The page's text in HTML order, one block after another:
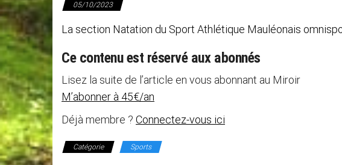
05/10/2023
La section Natation du Sport Athlétique Mauléonais
Ce contenu est réservé aux abonnés
Lisez la suite de l’article en vous abonnant au Miroir
M’abonner à 45€/an
Déjà membre ? Connectez-vous ici
Catégorie Sports